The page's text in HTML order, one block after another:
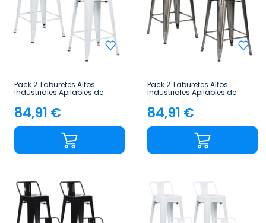
Pack 2 Taburetes Altos
Industriales Apilables de
Acero 41x41x85cm Thinia
Home
Precio
84,91 €
Pack 2 Taburetes Altos
Industriales Apilables de
Acero 41x41x85cm Thinia
Home
Precio
84,91 €